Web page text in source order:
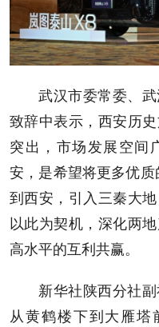
武汉市委常委、
致辞中表示，西安历
突出，市场发展空间
安，是希望将更多优质
到西安，引入三秦大
以此为契机，深化两
高水平的互利共赢。
新华社陕西分社
从黄鹤楼下到大雁塔